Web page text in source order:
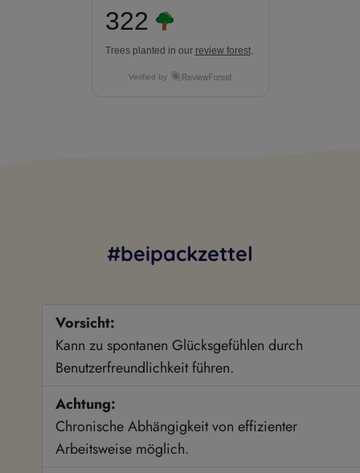
322
Trees planted in our review forest.
Verified by
#beipackzettel
Vorsicht:
Kann zu spontanen Glücksgefühlen durch
Benutzerfreundlichkeit führen.
Achtung:
Chronische Abhängigkeit von effizienter
Arbeitsweise möglich.